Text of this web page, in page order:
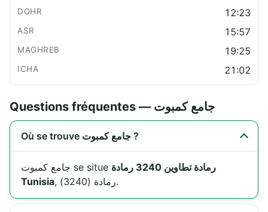
12:23
15:57
19:25
21:02
Questions fréquentes — جامع كمبوت
Où se trouve جامع كمبوت ?
جامع كمبوت se situe رمادة تطاوين 3240 رمادة
Tunisia
, رمادة (3240).